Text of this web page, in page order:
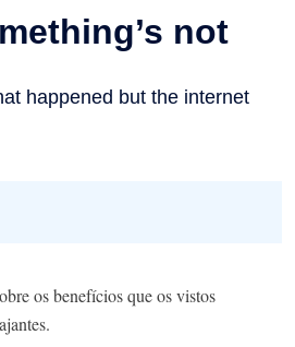
os benefícios que os vistos